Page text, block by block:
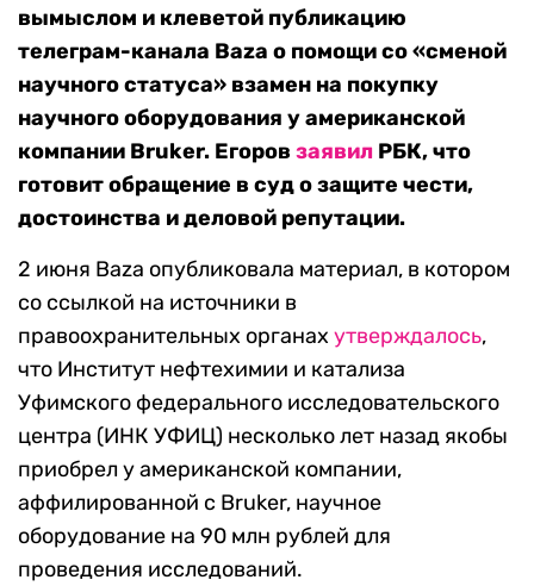
вымыслом и клеветой публикацию
телеграм-канала Baza о помощи со «сменой
научного статуса» взамен на покупку
научного оборудования у американской
компании Bruker. Егоров заявил РБК, что
готовит обращение в суд о защите чести,
достоинства и деловой репутации.
2 июня Baza опубликовала материал, в котором
со ссылкой на источники в
правоохранительных органах утверждалось,
что Институт нефтехимии и катализа
Уфимского федерального исследовательского
центра (ИНК УФИЦ) несколько лет назад якобы
приобрел у американской компании,
аффилированной с Bruker, научное
оборудование на 90 млн рублей для
проведения исследований.